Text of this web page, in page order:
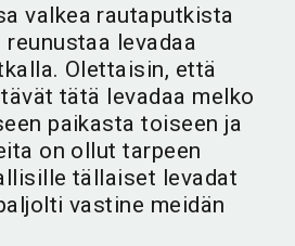
valkea rautaputkista
levadaa
Olettaisin, että
tätä levadaa melko
paikasta toiseen ja
on ollut tarpeen
tällaiset levadat
vastine meidän